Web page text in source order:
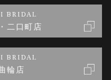
ポーズプラン
BRIDAL
二口町店
BRIDAL
輪店